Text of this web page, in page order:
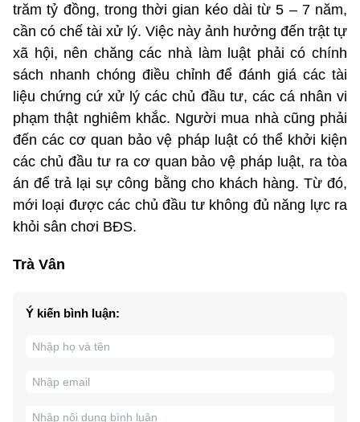
trăm tỷ đồng, trong thời gian kéo dài từ 5 – 7 năm,
cần có chế tài xử lý. Việc này ảnh hưởng đến trật tự
xã hội, nên chăng các nhà làm luật phải có chính
sách nhanh chóng điều chỉnh để đánh giá các tài
liệu chứng cứ xử lý các chủ đầu tư, các cá nhân vi
phạm thật nghiêm khắc. Người mua nhà cũng phải
đến các cơ quan bảo vệ pháp luật có thể khởi kiện
các chủ đầu tư ra cơ quan bảo vệ pháp luật, ra tòa
án để trả lại sự công bằng cho khách hàng. Từ đó,
mới loại được các chủ đầu tư không đủ năng lực ra
khỏi sân chơi BĐS.
Trà Vân
Ý kiến bình luận: